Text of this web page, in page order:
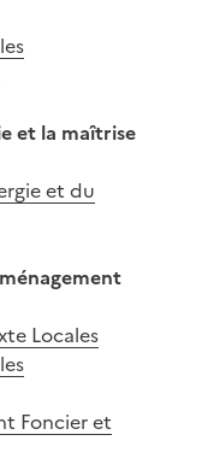
et la maîtrise
et du
Locales
Foncier et